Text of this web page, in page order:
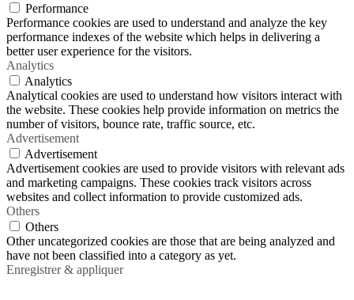
Performance
Performance cookies are used to understand and analyze the key
performance indexes of the website which helps in delivering a
better user experience for the visitors.
Analytics
Analytics
Analytical cookies are used to understand how visitors interact with
the website. These cookies help provide information on metrics the
number of visitors, bounce rate, traffic source, etc.
Advertisement
Advertisement
Advertisement cookies are used to provide visitors with relevant ads
and marketing campaigns. These cookies track visitors across
websites and collect information to provide customized ads.
Others
Others
Other uncategorized cookies are those that are being analyzed and
have not been classified into a category as yet.
Enregistrer & appliquer